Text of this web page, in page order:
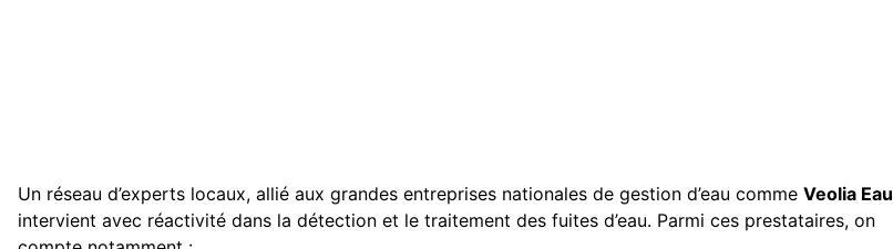
Un réseau d’experts locaux, allié aux grandes entreprises nationales de gestion d’eau comme Veolia Eau
intervient avec réactivité dans la détection et le traitement des fuites d’eau. Parmi ces prestataires, on